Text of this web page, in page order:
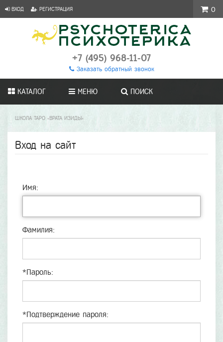
ВХОД РЕГИСТРАЦИЯ
+7 (495) 968-11-07
Заказать обратный звонок
КАТАЛОГ МЕНЮ ПОИСК
ШКОЛА ТАРО «ВРАТА ИЗИДЫ»
Вход на сайт
Имя:
Фамилия:
*Пароль:
*Подтверждение пароля:
0